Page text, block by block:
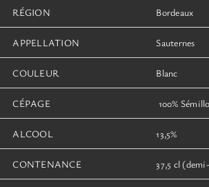
RÉGION Bordeaux
APPELLATION Sauternes
COULEUR Blanc
CÉPAGE 100%
ALCOOL 13,5%
CONTENANCE 37,5 cl